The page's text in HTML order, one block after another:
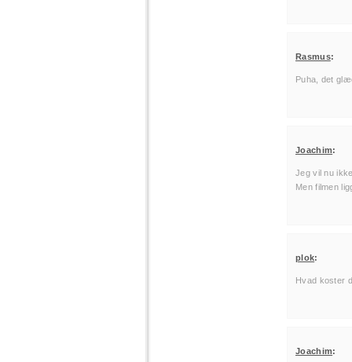
Rasmus:
Puha, det
Joachim:
Jeg vil nu
Men filmen
plok:
Hvad koster
Joachim: